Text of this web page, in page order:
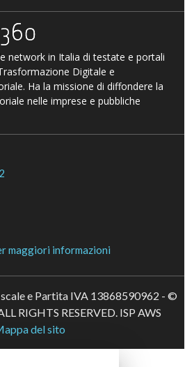
network in Italia di testate e portali
Digitale e
Ha la missione di diffondere la
nelle imprese e pubbliche
maggiori informazioni
e Partita IVA 13868590962 - ©
RIGHTS RESERVED. ISP AWS
del sito